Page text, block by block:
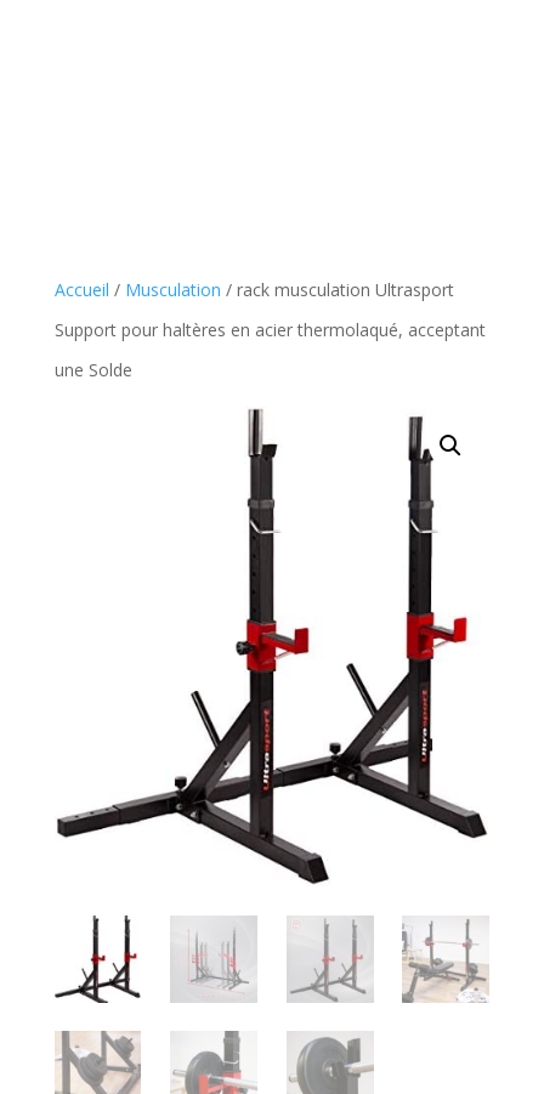
Accueil / Musculation / rack musculation Ultrasport
Support pour haltères en acier thermolaqué, acceptant
une Solde